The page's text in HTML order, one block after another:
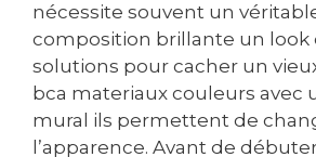
nécessite souvent un
composition brillante un look
solutions pour cacher un
bca materiaux couleurs avec
mural ils permettent de
l’apparence. Avant de